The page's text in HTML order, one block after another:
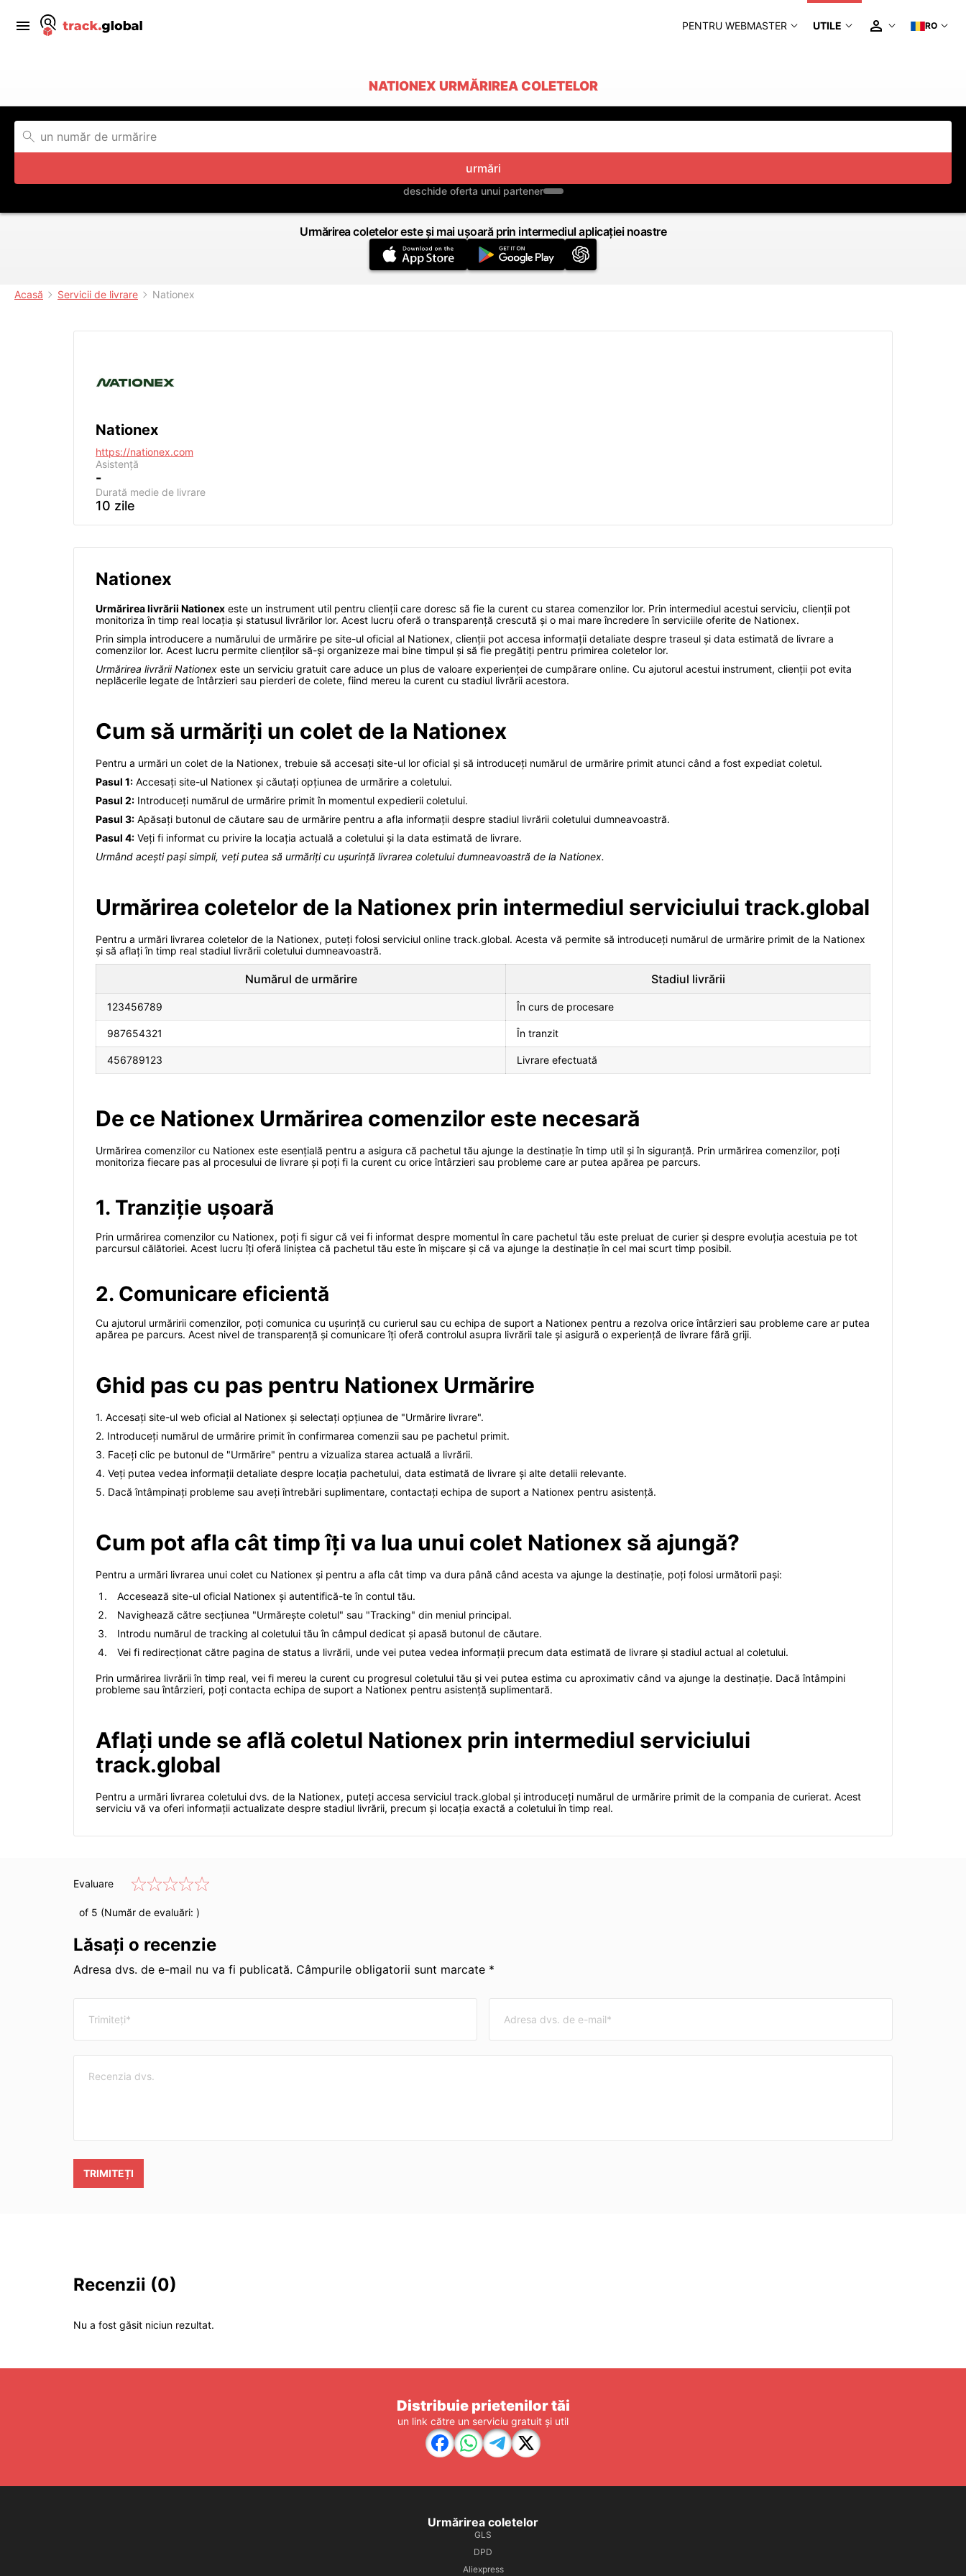
PENTRU WEBMASTER UTILE RO
NATIONEX URMĂRIREA COLETELOR
urmări
deschide oferta unui partener
Urmărirea coletelor este și mai ușoară prin intermediul aplicației noastre
Acasă Servicii de livrare Nationex
Nationex
https://nationex.com
Asistență
-
Durată medie de livrare
10 zile
Nationex
Urmărirea livrării Nationex este un instrument util pentru clienții care doresc să fie la curent cu starea comenzilor lor. Prin intermediul acestui serviciu, clienții pot
monitoriza în timp real locația și statusul livrărilor lor. Acest lucru oferă o transparență crescută și o mai mare încredere în serviciile oferite de Nationex.
Prin simpla introducere a numărului de urmărire pe site-ul oficial al Nationex, clienții pot accesa informații detaliate despre traseul și data estimată de livrare a
comenzilor lor. Acest lucru permite clienților să-și organizeze mai bine timpul și să fie pregătiți pentru primirea coletelor lor.
Urmărirea livrării Nationex este un serviciu gratuit care aduce un plus de valoare experienței de cumpărare online. Cu ajutorul acestui instrument, clienții pot evita
neplăcerile legate de întârzieri sau pierderi de colete, fiind mereu la curent cu stadiul livrării acestora.
Cum să urmăriți un colet de la Nationex
Pentru a urmări un colet de la Nationex, trebuie să accesați site-ul lor oficial și să introduceți numărul de urmărire primit atunci când a fost expediat coletul.
Pasul 1: Accesați site-ul Nationex și căutați opțiunea de urmărire a coletului.
Pasul 2: Introduceți numărul de urmărire primit în momentul expedierii coletului.
Pasul 3: Apăsați butonul de căutare sau de urmărire pentru a afla informații despre stadiul livrării coletului dumneavoastră.
Pasul 4: Veți fi informat cu privire la locația actuală a coletului și la data estimată de livrare.
Urmând acești pași simpli, veți putea să urmăriți cu ușurință livrarea coletului dumneavoastră de la Nationex.
Urmărirea coletelor de la Nationex prin intermediul serviciului track.global
Pentru a urmări livrarea coletelor de la Nationex, puteți folosi serviciul online track.global. Acesta vă permite să introduceți numărul de urmărire primit de la Nationex
și să aflați în timp real stadiul livrării coletului dumneavoastră.
Numărul de urmărire Stadiul livrării
123456789 În curs de procesare
987654321 În tranzit
456789123 Livrare efectuată
De ce Nationex Urmărirea comenzilor este necesară
Urmărirea comenzilor cu Nationex este esențială pentru a asigura că pachetul tău ajunge la destinație în timp util și în siguranță. Prin urmărirea comenzilor, poți
monitoriza fiecare pas al procesului de livrare și poți fi la curent cu orice întârzieri sau probleme care ar putea apărea pe parcurs.
1. Tranziție ușoară
Prin urmărirea comenzilor cu Nationex, poți fi sigur că vei fi informat despre momentul în care pachetul tău este preluat de curier și despre evoluția acestuia pe tot
parcursul călătoriei. Acest lucru îți oferă liniștea că pachetul tău este în mișcare și că va ajunge la destinație în cel mai scurt timp posibil.
2. Comunicare eficientă
Cu ajutorul urmăririi comenzilor, poți comunica cu ușurință cu curierul sau cu echipa de suport a Nationex pentru a rezolva orice întârzieri sau probleme care ar putea
apărea pe parcurs. Acest nivel de transparență și comunicare îți oferă controlul asupra livrării tale și asigură o experiență de livrare fără griji.
Ghid pas cu pas pentru Nationex Urmărire
1. Accesați site-ul web oficial al Nationex și selectați opțiunea de "Urmărire livrare".
2. Introduceți numărul de urmărire primit în confirmarea comenzii sau pe pachetul primit.
3. Faceți clic pe butonul de "Urmărire" pentru a vizualiza starea actuală a livrării.
4. Veți putea vedea informații detaliate despre locația pachetului, data estimată de livrare și alte detalii relevante.
5. Dacă întâmpinați probleme sau aveți întrebări suplimentare, contactați echipa de suport a Nationex pentru asistență.
Cum pot afla cât timp îți va lua unui colet Nationex să ajungă?
Pentru a urmări livrarea unui colet cu Nationex și pentru a afla cât timp va dura până când acesta va ajunge la destinație, poți folosi următorii pași:
Accesează site-ul oficial Nationex și autentifică-te în contul tău.
Navighează către secțiunea "Urmărește coletul" sau "Tracking" din meniul principal.
Introdu numărul de tracking al coletului tău în câmpul dedicat și apasă butonul de căutare.
Vei fi redirecționat către pagina de status a livrării, unde vei putea vedea informații precum data estimată de livrare și stadiul actual al coletului.
Prin urmărirea livrării în timp real, vei fi mereu la curent cu progresul coletului tău și vei putea estima cu aproximativ când va ajunge la destinație. Dacă întâmpini
probleme sau întârzieri, poți contacta echipa de suport a Nationex pentru asistență suplimentară.
Aflați unde se află coletul Nationex prin intermediul serviciului
track.global
Pentru a urmări livrarea coletului dvs. de la Nationex, puteți accesa serviciul track.global și introduceți numărul de urmărire primit de la compania de curierat. Acest
serviciu vă va oferi informații actualizate despre stadiul livrării, precum și locația exactă a coletului în timp real.
Evaluare
of 5 (Număr de evaluări: )
Lăsați o recenzie
Adresa dvs. de e-mail nu va fi publicată. Câmpurile obligatorii sunt marcate *
TRIMITEȚI
Recenzii (0)
Nu a fost găsit niciun rezultat.
Distribuie prietenilor tăi
un link către un serviciu gratuit și util
Urmărirea coletelor
GLS
DPD
Aliexpress